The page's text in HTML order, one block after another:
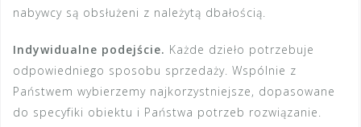
nabywcy są obsłużeni z należytą dbałością.
Indywidualne podejście. Każde dzieło potrzebuje
odpowiedniego sposobu sprzedaży. Wspólnie z
Państwem wybierzemy najkorzystniejsze, dopasowane
do specyfiki obiektu i Państwa potrzeb rozwiązanie.